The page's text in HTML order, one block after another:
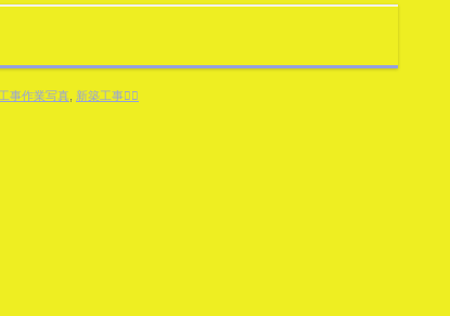
工事作業写真 新築工事👷‍♂️